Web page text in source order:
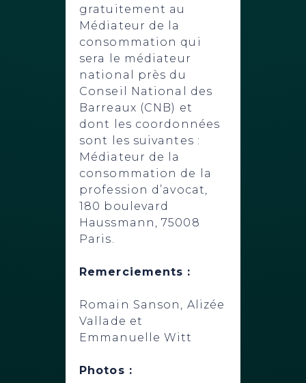
gratuitement au
Médiateur de la
consommation qui
sera le médiateur
national près du
Conseil National des
Barreaux (CNB) et
dont les coordonnées
sont les suivantes :
Médiateur de la
consommation de la
profession d’avocat,
180 boulevard
Haussmann, 75008
Paris.
Remerciements :
Romain Sanson, Alizée
Vallade et
Emmanuelle Witt
Photos :